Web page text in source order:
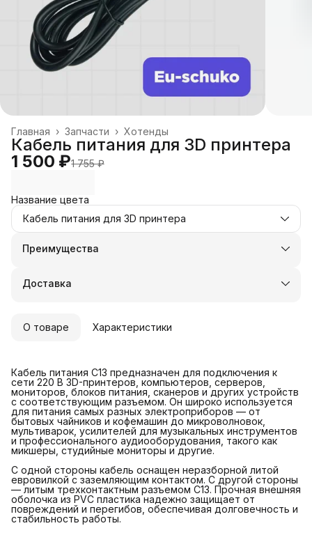
Хотенды
Запчасти ›
Главная ›
Кабель питания для 3D принтера
1 500 ₽1 755 ₽
Название цвета
Кабель питания для 3D принтера
Преимущества
Оплата частями в Сплит
Удобный возврат
Доставка
О товаре Характеристики
Кабель питания С13 предназначен для подключения к
сети 220 В 3D-принтеров, компьютеров, серверов,
мониторов, блоков питания, сканеров и других устройств
с соответствующим разъемом. Он широко используется
для питания самых разных электроприборов — от
бытовых чайников и кофемашин до микроволновок,
мультиварок, усилителей для музыкальных инструментов
и профессионального аудиооборудования, такого как
микшеры, студийные мониторы и другие.
С одной стороны кабель оснащен неразборной литой
евровилкой с заземляющим контактом. С другой стороны
— литым трехконтактным разъемом C13. Прочная внешняя
оболочка из PVC пластика надежно защищает от
повреждений и перегибов, обеспечивая долговечность и
стабильность работы.